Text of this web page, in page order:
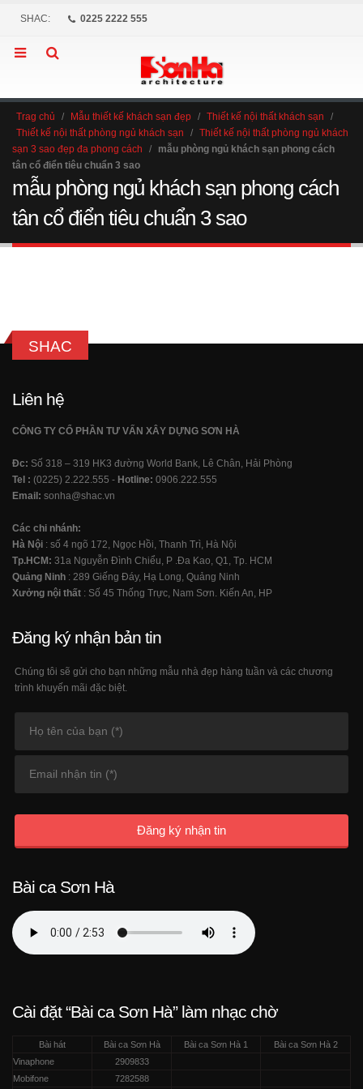
SHAC: 0225 2222 555
Trag chủ / Mẫu thiết kế khách sạn đẹp / Thiết kế nội thất khách sạn
/
Thiết kế nội thất phòng ngủ khách sạn
/ Thiết kế nội thất phòng ngủ khách
sạn 3 sao đẹp đa phong cách
/
mẫu phòng ngủ khách sạn phong cách
tân cổ điển tiêu chuẩn 3 sao
mẫu phòng ngủ khách sạn phong cách
tân cổ điển tiêu chuẩn 3 sao
SHAC
Liên hệ
CÔNG TY CỔ PHẦN TƯ VẤN XÂY DỰNG SƠN HÀ
Đc: Số 318 – 319 HK3 đường World Bank, Lê Chân, Hải Phòng
Tel : (0225) 2.222.555 - Hotline: 0906.222.555
Email: sonha@shac.vn
Các chi nhánh:
Hà Nội : số 4 ngõ 172, Ngọc Hồi, Thanh Trì, Hà Nội
Tp.HCM: 31a Nguyễn Đình Chiểu, P .Đa Kao, Q1, Tp. HCM
Quảng Ninh : 289 Giếng Đáy, Hạ Long, Quảng Ninh
Xưởng nội thất : Số 45 Thống Trực, Nam Sơn. Kiến An, HP
Đăng ký nhận bản tin
Chúng tôi sẽ gửi cho bạn những mẫu nhà đẹp hàng tuần và các chương
trình khuyến mãi đặc biệt.
Đăng ký nhận tin
Bài ca Sơn Hà
Cài đặt “Bài ca Sơn Hà” làm nhạc chờ
Bài hát Bài ca Sơn Hà Bài ca Sơn Hà 1
Bài ca Sơn Hà 2
Vinaphone
2909833
Mobifone
7282588